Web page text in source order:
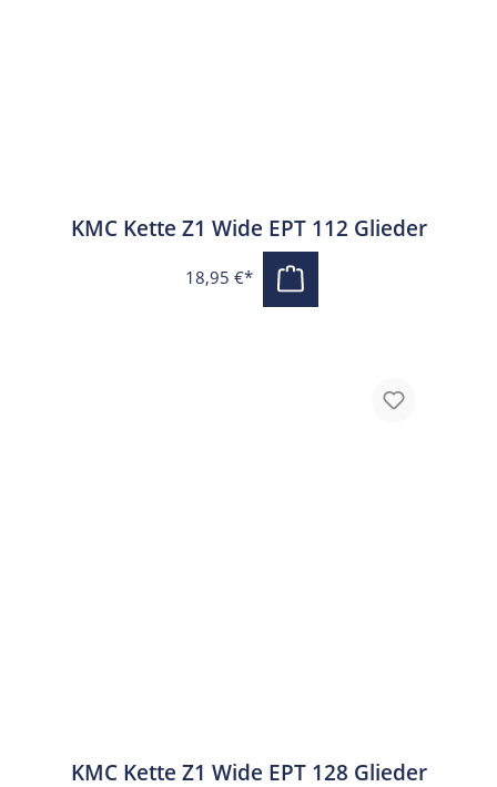
KMC Kette Z1 Wide EPT 112 Glieder
18,95 €*
KMC Kette Z1 Wide EPT 128 Glieder